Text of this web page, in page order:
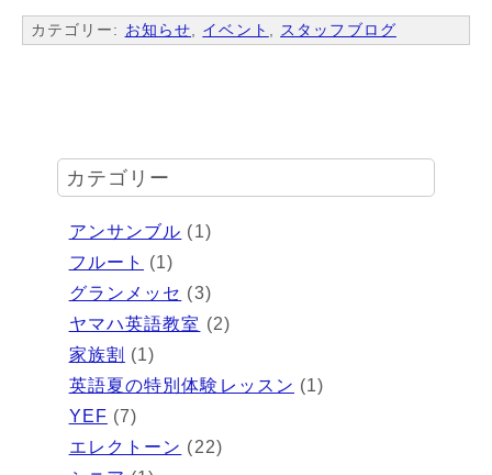
カテゴリー: お知らせ, イベント , スタッフブログ
カテゴリー
アンサンブル (1)
フルート
(1)
グランメッセ (3)
ヤマハ英語教室 (2)
家族割 (1)
英語夏の特別体験レッスン (1)
YEF (7)
エレクトーン (22)